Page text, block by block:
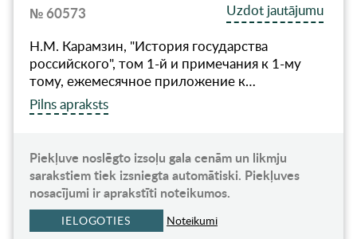
№ 60573
Uzdot jautājumu
Н.М. Карамзин, "История государства
российского", том 1-й и примечания к 1-му
тому, ежемесячное приложение к…
Pilns apraksts
Piekļuve noslēgto izsoļu gala cenām un likmju
sarakstiem tiek izsniegta automātiski. Piekļuves
nosacījumi ir aprakstīti noteikumos.
IELOGOTIES Noteikumi